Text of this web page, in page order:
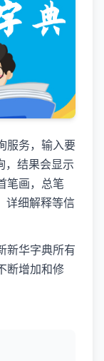
服务，输入要
，结果会显示
笔画，总笔
详细解释等信
新华字典所有
断增加和修